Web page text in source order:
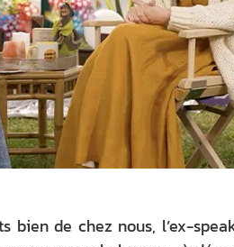
bien de chez nous, l’ex-